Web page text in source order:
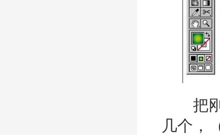
把刚
几个，